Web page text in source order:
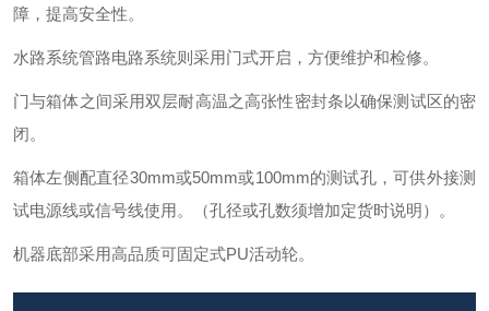
障，提高安全性。
水路系统管路电路系统则采用门式开启，方便维护和检修。
门与箱体之间采用双层耐高温之高张性密封条以确保测试区的密
闭。
箱体左侧配直径30mm或50mm或100mm的测试孔，可供外接测
试电源线或信号线使用。（孔径或孔数须增加定货时说明）。
机器底部采用高品质可固定式PU活动轮。